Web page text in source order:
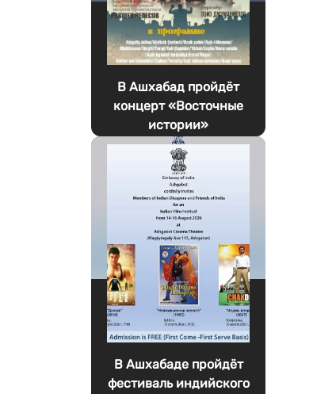
В Ашхабад пройдёт
концерт «Восточные
истории»
В Ашхабаде пройдёт
фестиваль индийского